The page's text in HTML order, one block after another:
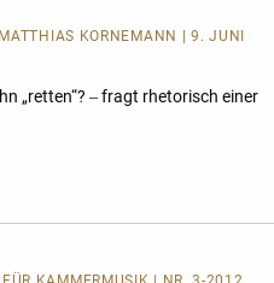
KORNEMANN | 9. JUNI
„retten“? ‒ fragt rhetorisch einer